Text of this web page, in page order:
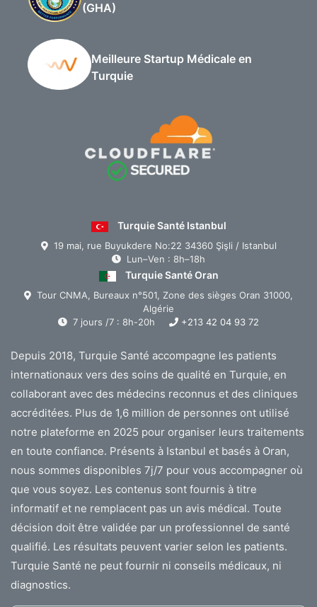
(GHA)
Meilleure Startup Médicale en
Turquie
Turquie Santé Istanbul
19 mai, rue Buyukdere No:22 34360 Şişli / Istanbul
Lun–Ven : 8h–18h
Turquie Santé Oran
Tour CNMA, Bureaux n°501, Zone des sièges Oran 31000,
Algérie
7 jours /7 : 8h-20h
+213 42 04 93 72
Depuis 2018, Turquie Santé accompagne les patients
internationaux vers des soins de qualité en Turquie, en
collaborant avec des médecins reconnus et des cliniques
accréditées. Plus de 1,6 million de personnes ont utilisé
notre plateforme en 2025 pour organiser leurs traitements
en toute confiance. Présents à Istanbul et basés à Oran,
nous sommes disponibles 7j/7 pour vous accompagner où
que vous soyez. Les contenus sont fournis à titre
informatif et ne remplacent pas un avis médical. Toute
décision doit être validée par un professionnel de santé
qualifié. Les résultats peuvent varier selon les patients.
Turquie Santé ne peut fournir ni conseils médicaux, ni
diagnostics.